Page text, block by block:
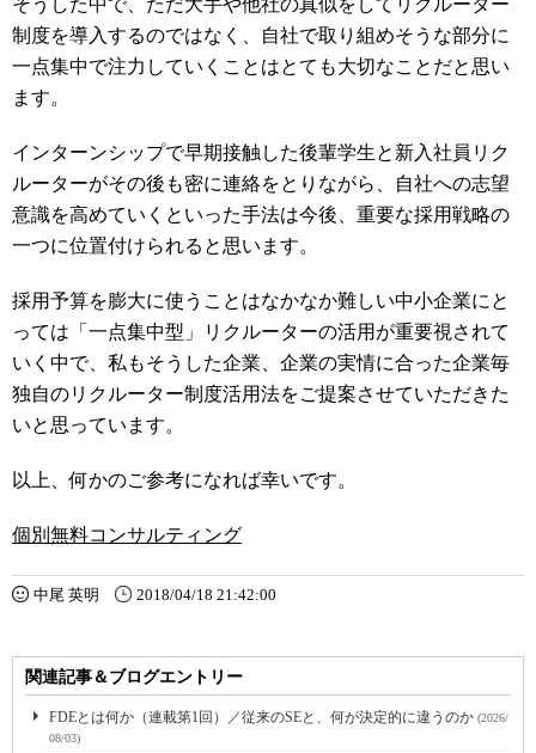
そうした中で、ただ大手や他社の真似をしてリクルーター
制度を導入するのではなく、自社で取り組めそうな部分に
一点集中で注力していくことはとても大切なことだと思い
ます。
インターンシップで早期接触した後輩学生と新入社員リク
ルーターがその後も密に連絡をとりながら、自社への志望
意識を高めていくといった手法は今後、重要な採用戦略の
一つに位置付けられると思います。
採用予算を膨大に使うことはなかなか難しい中小企業にと
っては「一点集中型」リクルーターの活用が重要視されて
いく中で、私もそうした企業、企業の実情に合った企業毎
独自のリクルーター制度活用法をご提案させていただきた
いと思っています。
以上、何かのご参考になれば幸いです。
個別無料コンサルティング
中尾 英明 2018/04/18 21:42:00
関連記事＆ブログエントリー
FDEとは何か（連載第1回）／従来のSEと、何が決定的に違うのか (2026/
08/03)